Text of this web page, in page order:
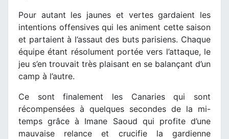
Pour autant les jaunes et vertes gardaient les
intentions offensives qui les animent cette saison
et partaient à l’assaut des buts parisiens. Chaque
équipe étant résolument portée vers l’attaque, le
jeu s’en trouvait très plaisant en se balançant d’un
camp à l’autre.
Ce sont finalement les Canaries qui sont
récompensées à quelques secondes de la mi-
temps grâce à Imane Saoud qui profite d’une
mauvaise relance et crucifie la gardienne